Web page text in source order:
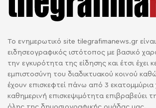
Το ενημερωτικό site tilegrafimanews.gr
ειδησεογραφικός ιστότοπος με βασικό
την εγκυρότητα της είδησης και έτσι έχει
εμπιστοσύνη του διαδικτυακού κοινού
έχουν επισκεφτεί πάνω από 3
καθημερινή επισκεψιμότητα επιβραβεύει